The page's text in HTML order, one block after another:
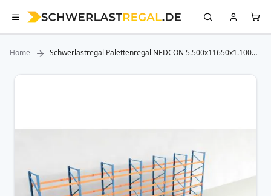
Home
Schwerlastregal Palettenregal NEDCON 5.500x11650x1.100
Zum